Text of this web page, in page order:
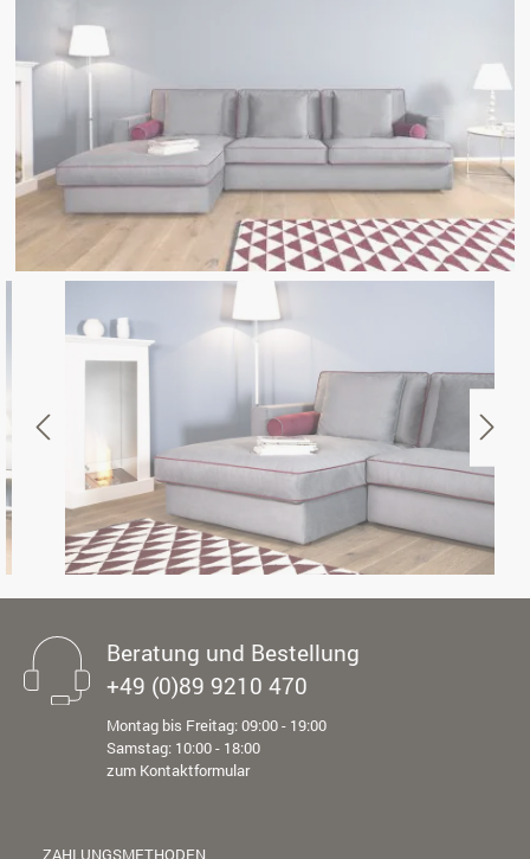
Beratung und Bestellung
+49 (0)89 9210 470
Montag bis Freitag: 09:00 - 19:00
Samstag: 10:00 - 18:00
zum Kontaktformular
ZAHLUNGSMETHODEN